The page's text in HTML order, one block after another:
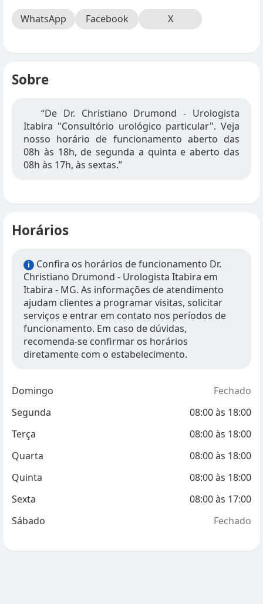
WhatsApp Facebook X
Sobre
“De Dr. Christiano Drumond - Urologista
Itabira "Consultório urológico particular". Veja
nosso horário de funcionamento aberto das
08h às 18h, de segunda a quinta e aberto das
08h às 17h, às sextas.”
Horários
i
Confira os horários de funcionamento Dr.
Christiano Drumond - Urologista Itabira em
Itabira - MG. As informações de atendimento
ajudam clientes a programar visitas, solicitar
serviços e entrar em contato nos períodos de
funcionamento. Em caso de dúvidas,
recomenda-se confirmar os horários
diretamente com o estabelecimento.
Domingo
Fechado
Segunda
08:00às 18:00
Terça
08:00às 18:00
Quarta
08:00às 18:00
Quinta
08:00às 18:00
Sexta
08:00às 17:00
Sábado
Fechado